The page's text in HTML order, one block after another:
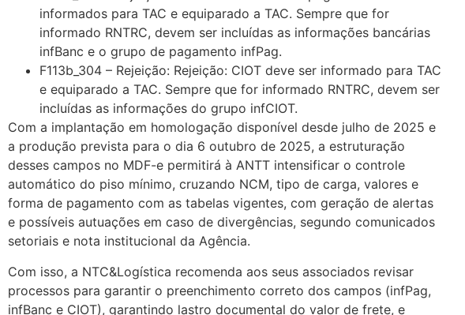
informados para TAC e equiparado a TAC. Sempre que for
informado RNTRC, devem ser incluídas as informações bancárias
infBanc e o grupo de pagamento infPag.
F113b_304 – Rejeição: Rejeição: CIOT deve ser informado para TAC
e equiparado a TAC. Sempre que for informado RNTRC, devem ser
incluídas as informações do grupo infCIOT.
Com a implantação em homologação disponível desde julho de 2025 e
a produção prevista para o dia 6 outubro de 2025, a estruturação
desses campos no MDF-e permitirá à ANTT intensificar o controle
automático do piso mínimo, cruzando NCM, tipo de carga, valores e
forma de pagamento com as tabelas vigentes, com geração de alertas
e possíveis autuações em caso de divergências, segundo comunicados
setoriais e nota institucional da Agência.
Com isso, a NTC&Logística recomenda aos seus associados revisar
processos para garantir o preenchimento correto dos campos (infPag,
infBanc e CIOT), garantindo lastro documental do valor de frete, e